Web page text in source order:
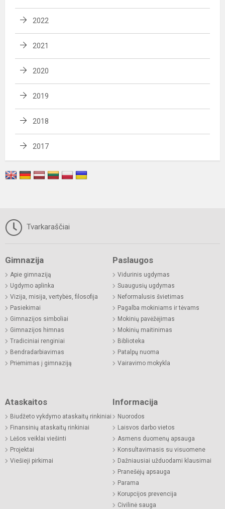
2022
2021
2020
2019
2018
2017
Tvarkaraščiai
Gimnazija
Apie gimnaziją
Ugdymo aplinka
Vizija, misija, vertybės, filosofija
Pasiekimai
Gimnazijos simboliai
Gimnazijos himnas
Tradiciniai renginiai
Bendradarbiavimas
Priėmimas į gimnaziją
Paslaugos
Vidurinis ugdymas
Suaugusių ugdymas
Neformalusis švietimas
Pagalba mokiniams ir tėvams
Mokinių pavėžėjimas
Mokinių maitinimas
Biblioteka
Patalpų nuoma
Vairavimo mokykla
Ataskaitos
Biudžeto vykdymo ataskaitų rinkiniai
Finansinių ataskaitų rinkiniai
Lėšos veiklai viešinti
Projektai
Viešieji pirkimai
Informacija
Nuorodos
Laisvos darbo vietos
Asmens duomenų apsauga
Konsultavimasis su visuomene
Dažniausiai užduodami klausimai
Pranešėjų apsauga
Parama
Korupcijos prevencija
Civilinė sauga